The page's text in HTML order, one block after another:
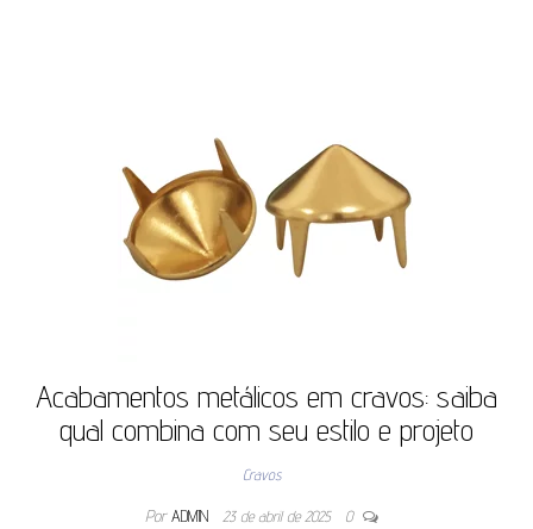
Acabamentos metálicos em cravos: saiba
qual combina com seu estilo e projeto
Cravos
Por ADMIN 23 de abril de 2025 0